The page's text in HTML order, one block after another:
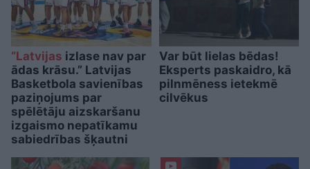
“Latvijas izlase nav par
ādas krāsu.” Latvijas
Basketbola savienības
paziņojums par
spēlētāju aizskaršanu
izgaismo nepatīkamu
sabiedrības šķautni
Var būt lielas bēdas!
Eksperts paskaidro, kā
pilnmēness ietekmē
cilvēkus